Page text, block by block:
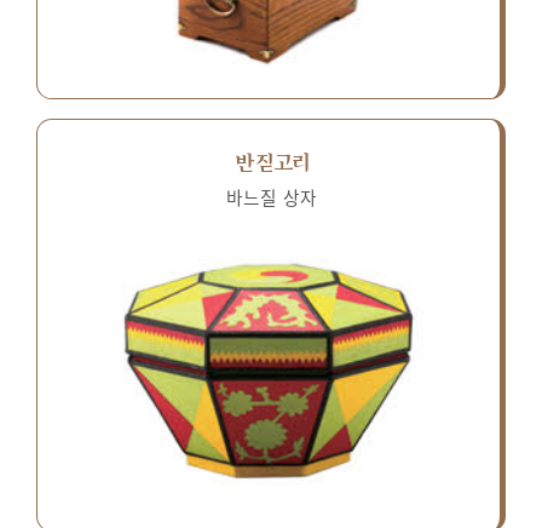
반짇고리
바느질 상자